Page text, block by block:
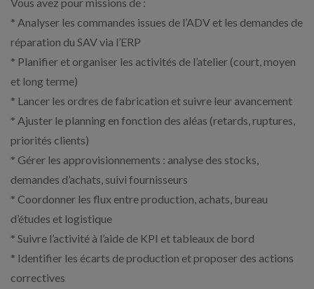
* Analyser les commandes issues de l’ADV et les demandes de
réparation du SAV via l’ERP
* Planifier et organiser les activités de l’atelier (court, moyen
et long terme)
* Lancer les ordres de fabrication et suivre leur avancement
* Ajuster le planning en fonction des aléas (retards, ruptures,
priorités clients)
* Gérer les approvisionnements : analyse des stocks,
demandes d’achats, suivi fournisseurs
* Coordonner les flux entre production, achats, bureau
d’études et logistique
* Suivre l’activité à l’aide de KPI et tableaux de bord
* Identifier les écarts de production et proposer des actions
correctives